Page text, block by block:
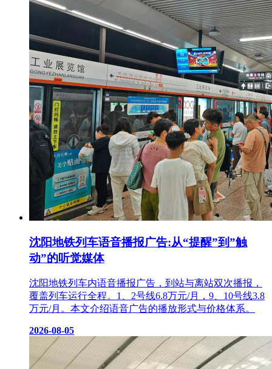
沈阳地铁列车语音播报广告:从“提醒”到”触
动”的听觉媒体
沈阳地铁列车内语音播报广告，到站与离站双次播报，
覆盖列车运行全程。1、2号线6.8万元/月，9、10号线3.8
万元/月。本文介绍语音广告的播放形式与价格体系。
2026-08-05